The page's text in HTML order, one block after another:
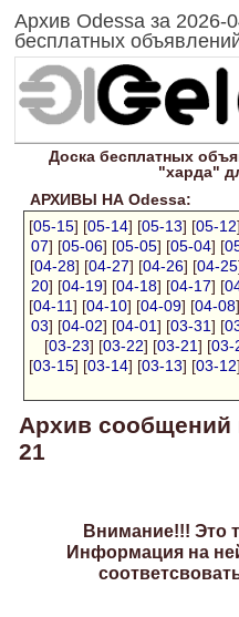
Архив Odessa за 2026-
бесплатных
Доска бесплатных
"харда"
АРХИВЫ НА Odessa:
[05-15] [05-14] [05-13] [05-12
07] [05-06] [05-05] [05-04] [
[04-28] [04-27] [04-26] [04-25
20] [04-19] [04-18] [04-17] [
[04-11] [04-10] [04-09] [04-08
03] [04-02] [04-01] [03-31] [
[03-23] [03-22] [03-21] [03-
[03-15] [03-14] [03-13] [03-12
Архив сообщений
21
Внимание!!! Это
Информация на